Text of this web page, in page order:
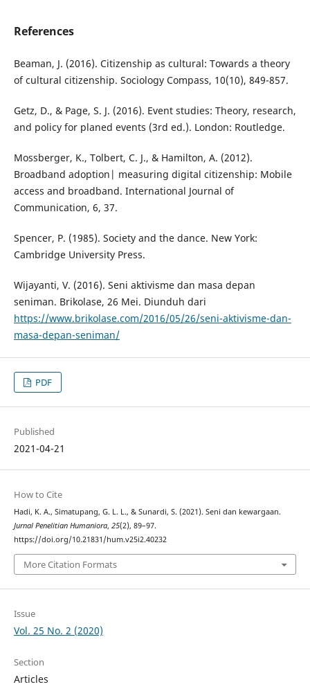
References
Beaman, J. (2016). Citizenship as cultural: Towards a theory
of cultural citizenship. Sociology Compass, 10(10), 849-857.
Getz, D., & Page, S. J. (2016). Event studies: Theory, research,
and policy for planed events (3rd ed.). London: Routledge.
Mossberger, K., Tolbert, C. J., & Hamilton, A. (2012).
Broadband adoption| measuring digital citizenship: Mobile
access and broadband. International Journal of
Communication, 6, 37.
Spencer, P. (1985). Society and the dance. New York:
Cambridge University Press.
Wijayanti, V. (2016). Seni aktivisme dan masa depan
seniman. Brikolase, 26 Mei. Diunduh dari
https://www.brikolase.com/2016/05/26/seni-aktivisme-dan-
masa-depan-seniman/
PDF
Published
2021-04-21
How to Cite
Hadi, K. A., Simatupang, G. L. L., & Sunardi, S. (2021). Seni dan kewargaan.
Jurnal Penelitian Humaniora, 25(2), 89–97.
https://doi.org/10.21831/hum.v25i2.40232
More Citation Formats
Issue
Vol. 25 No. 2 (2020)
Section
Articles